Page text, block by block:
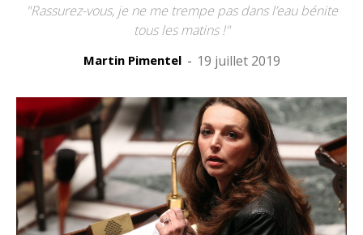
"Rassurez-vous, je ne me trempe pas dans l’eau bénite
tous les matins !"
Martin Pimentel - 19 juillet 2019